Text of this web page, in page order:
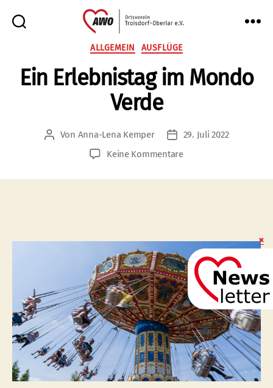
AWO
e.V.
Kategorien
ALLGEMEIN AUSFLÜGE
Ein Erlebnistag im Mondo
Verde
Beitragsautor
Von Anna-Lena Kemper Veröffentlichungsdatum
29. Juli 2022
Keine Kommentarezu
Erlebnistag